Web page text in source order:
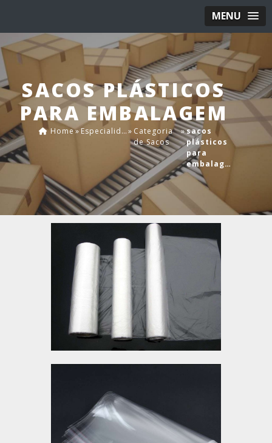
MENU
SACOS PLÁSTICOS
PARA EMBALAGEM
Home» Especialidades » Categoria
de Sacos
»sacos
plásticos
para
embalagem